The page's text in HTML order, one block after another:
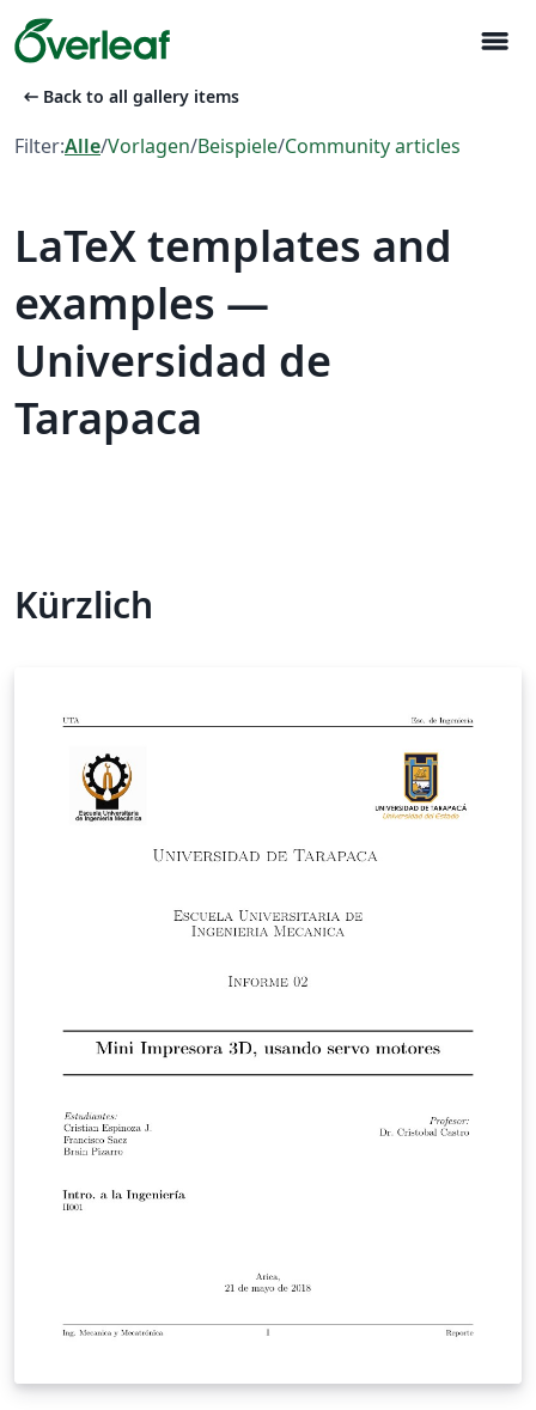
menu
arrow_left_alt Back to all gallery items
Filter:Alle/Vorlagen/Beispiele/Community articles
LaTeX templates and
examples —
Universidad de
Tarapaca
Kürzlich